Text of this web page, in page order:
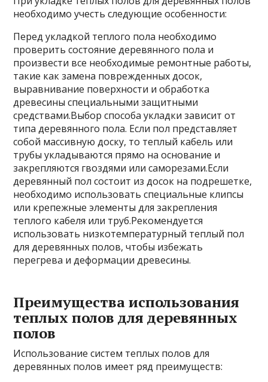
необходимо учесть следующие особенности:
Перед укладкой теплого пола необходимо
проверить состояние деревянного пола и
произвести все необходимые ремонтные работы,
такие как замена поврежденных досок,
выравнивание поверхности и обработка
древесины специальными защитными
средствами.Выбор способа укладки зависит от
типа деревянного пола. Если пол представляет
собой массивную доску, то теплый кабель или
трубы укладываются прямо на основание и
закрепляются гвоздями или саморезами.Если
деревянный пол состоит из досок на подрешетке,
необходимо использовать специальные клипсы
или крепежные элементы для закрепления
теплого кабеля или труб.Рекомендуется
использовать низкотемпературный теплый пол
для деревянных полов, чтобы избежать
перегрева и деформации древесины.
Преимущества использования
теплых полов для деревянных
полов
Использование систем теплых полов для
деревянных полов имеет ряд преимуществ: